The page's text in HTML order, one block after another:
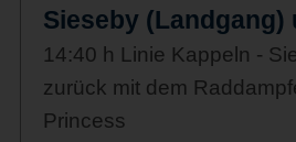
Sieseby (Landgang)
14:40 h Linie Kappeln -
zurück mit dem
Princess